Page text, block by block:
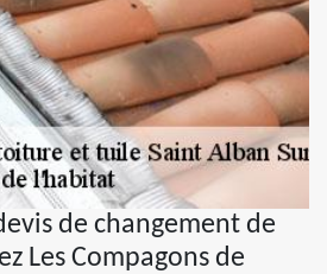
de changement de
Les Compagons de